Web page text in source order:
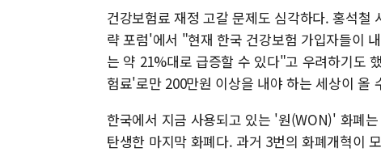
건강보험료 재정 고갈 문제도 심각하다. 홍석
략 포럼'에서 "현재 한국 건강보험 가입자들이
는 약 21%대로 급증할 수 있다"고 우려하기도
험료'로만 200만원 이상을 내야 하는 세상이 올
한국에서 지금 사용되고 있는 '원(WON)' 화폐
탄생한 마지막 화폐다. 과거 3번의 화폐개혁이